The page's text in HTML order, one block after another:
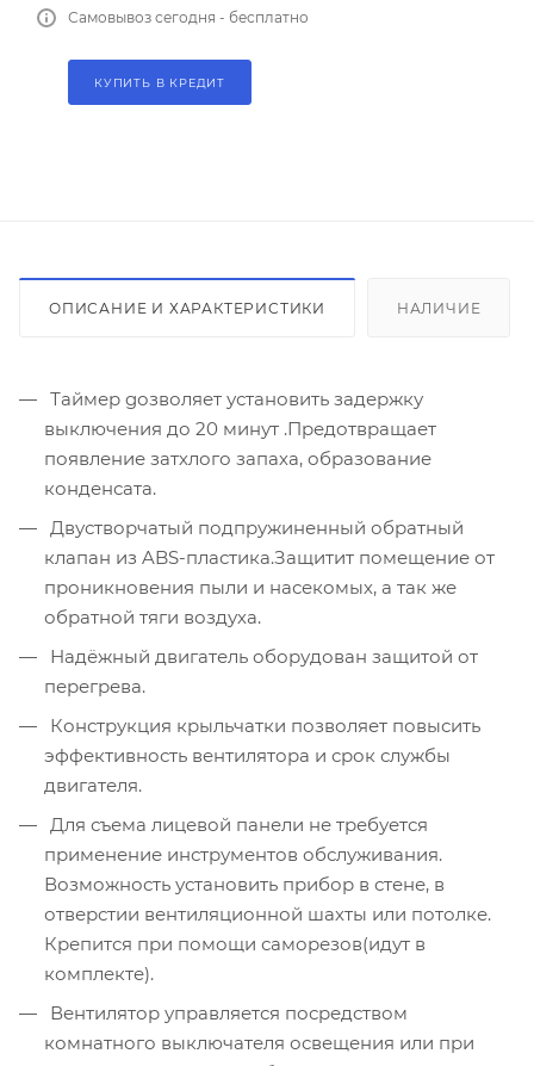
Самовывоз сегодня - бесплатно
КУПИТЬ В КРЕДИТ
ОПИСАНИЕ И ХАРАКТЕРИСТИКИ НАЛИЧИЕ
Таймер gозволяет установить задержку
выключения до 20 минут .Предотвращает
появление затхлого запаха, образование
конденсата.
Двустворчатый подпружиненный обратный
клапан из ABS-пластика.Защитит помещение от
проникновения пыли и насекомых, а так же
обратной тяги воздуха.
Надёжный двигатель оборудован защитой от
перегрева.
Конструкция крыльчатки позволяет повысить
эффективность вентилятора и срок службы
двигателя.
Для съема лицевой панели не требуется
применение инструментов обслуживания.
Возможность установить прибор в стене, в
отверстии вентиляционной шахты или потолке.
Крепится при помощи саморезов(идут в
комплекте).
Вентилятор управляется посредством
комнатного выключателя освещения или при